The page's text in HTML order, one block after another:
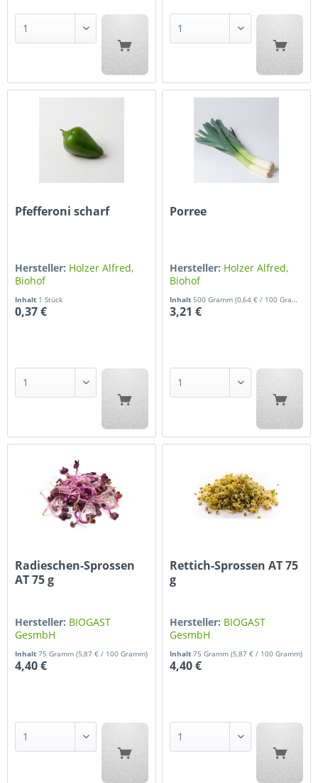
Pfefferoni scharf
Hersteller: Holzer Alfred,
Biohof
Inhalt 1 Stück
0,37 €
Porree
Hersteller: Holzer Alfred,
Biohof
Inhalt500 Gramm(0,64 € / 100 Gramm)
3,21 €
Radieschen-Sprossen
AT 75 g
Hersteller: BIOGAST
GesmbH
Inhalt75 Gramm(5,87 € / 100 Gramm)
4,40 €
Rettich-Sprossen AT 75
g
Hersteller: BIOGAST
GesmbH
Inhalt75 Gramm(5,87 € / 100 Gramm)
4,40 €